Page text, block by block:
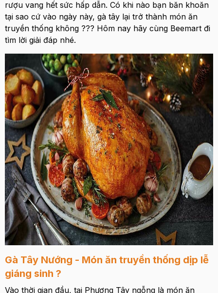
rượu vang hết sức hấp dẫn. Có khi nào bạn băn khoăn
tại sao cứ vào ngày này, gà tây lại trở thành món ăn
truyền thống không ??? Hôm nay hãy cùng Beemart đi
tìm lời giải đáp nhé.
Gà Tây Nướng - Món ăn truyền thống dịp lễ
giáng sinh ?
Vào thời gian đầu, tại Phương Tây ngỗng là món ăn